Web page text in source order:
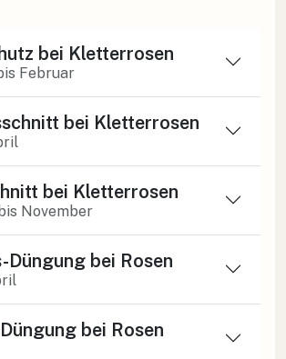
bei Kletterrosen
Februar
bei Kletterrosen
bei Kletterrosen
November
Düngung bei Rosen
bei Rosen